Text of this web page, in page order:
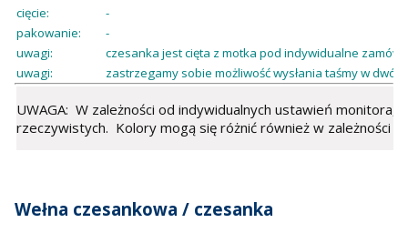
cięcie:
-
pakowanie:
-
uwagi:
czesanka jest cięta z motka pod indywidualne
uwagi:
zastrzegamy sobie możliwość wysłania taśmy w
UWAGA: W zależności od indywidualnych ustawień
rzeczywistych. Kolory mogą się różnić również w zależności
Wełna czesankowa / czesanka